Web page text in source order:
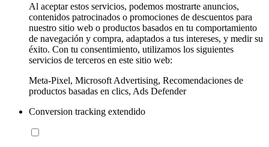
Al aceptar estos servicios, podemos mostrarte anuncios,
contenidos patrocinados o promociones de descuentos para
nuestro sitio web o productos basados en tu comportamiento
de navegación y compra, adaptados a tus intereses, y medir su
éxito. Con tu consentimiento, utilizamos los siguientes
servicios de terceros en este sitio web:
Meta-Pixel, Microsoft Advertising, Recomendaciones de
productos basadas en clics, Ads Defender
Conversion tracking extendido